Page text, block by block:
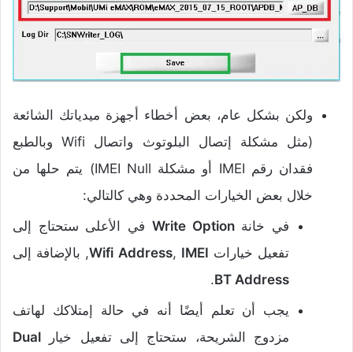
ولكن بشكل عام، بعض أخطاء أجهزة ميدياتك الشائعة
(مثل مشكلة إتصال البلوتوث واتصال Wifi وبالطبع
فقدان رقم IMEI أو مشكلة IMEI Null) يتم حلها من
خلال بعض الخيارات المحددة وهي كالتالي:
في خانةWrite Option في الأعلى ستحتاج إلى
تفعيل خيارات
Wifi Address, IMEI
, بالإضافة إلى
BT Address
.
يجب أن تعلم أيضًا أنه في حالة إمتلاكك لهاتف
مزدوج الشريحة، ستحتاج إلى تفعيل خيار Dual